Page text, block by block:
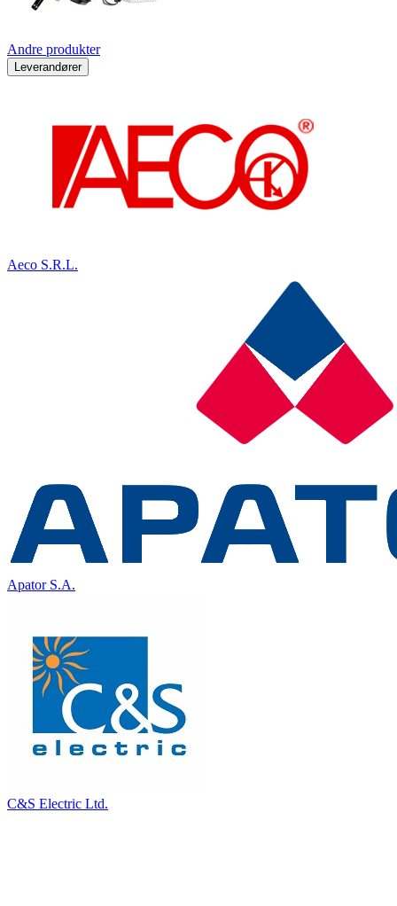
Andre produkter
Leverandører
Aeco S.R.L.
Apator S.A.
C&S Electric Ltd.